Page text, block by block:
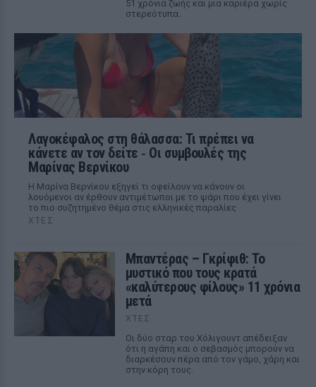
51 χρόνια ζωής και μια καριέρα χωρίς
στερεότυπα.
Λαγοκέφαλος στη θάλασσα: Τι πρέπει να
κάνετε αν τον δείτε ‑ Οι συμβουλές της
Μαρίνας Βερνίκου
Η Μαρίνα Βερνίκου εξηγεί τι οφείλουν να κάνουν οι
λουόμενοι αν έρθουν αντιμέτωποι με το ψάρι που έχει γίνει
το πιο συζητημένο θέμα στις ελληνικές παραλίες
ΧΤΕΣ
Μπαντέρας – Γκρίφιθ: Το
μυστικό που τους κρατά
«καλύτερους φίλους» 11 χρόνια
μετά
ΧΤΕΣ
Οι δύο σταρ του Χόλιγουντ απέδειξαν
ότι η αγάπη και ο σεβασμός μπορούν να
διαρκέσουν πέρα από τον γάμο, χάρη και
στην κόρη τους.